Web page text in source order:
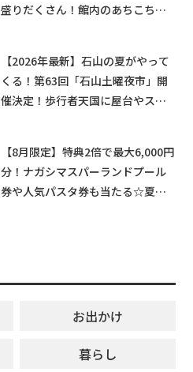
盛りだくさん！館内のあちこちに
【2026年最新】石山の夏がやって
くる！第63回「石山土曜夜市」開
催決定！歩行者天国に屋台やステ
【8月限定】特典2倍で最大6,000円
分！ナガシマスパーランドプール
券や人気パスタ券も当たる☆夏休
お出かけ
暮らし